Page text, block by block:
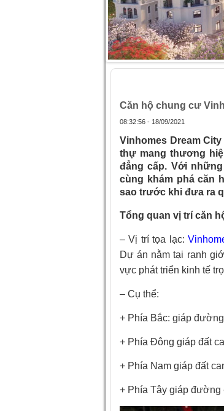
Căn hộ chung cư
08:32:56 - 18/09/2021
Vinhomes Dream
thự mang thương
đẳng cấp. Với
cùng khám phá căn
sao trước khi đưa ra
Tổng quan vị trí căn
– Vị trí tọa lạc:
Dự án nằm tại ranh
vực phát triển kinh tế
– Cụ thể:
+ Phía Bắc: giáp
+ Phía Đông giáp đất
+ Phía Nam giáp đất
+ Phía Tây giáp đường